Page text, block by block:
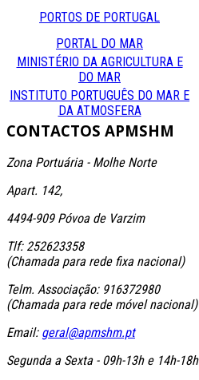
PORTOS DE PORTUGAL
PORTAL DO MAR
MINISTÉRIO DA AGRICULTURA E
DO MAR
INSTITUTO PORTUGUÊS DO MAR E
DA ATMOSFERA
CONTACTOS APMSHM
Zona Portuária - Molhe Norte
Apart. 142,
4494-909 Póvoa de Varzim
Tlf: 252623358
(Chamada para rede fixa nacional)
Telm. Associação: 916372980
(Chamada para rede móvel nacional)
Email: geral@apmshm.pt
Segunda a Sexta - 09h-13h e 14h-18h